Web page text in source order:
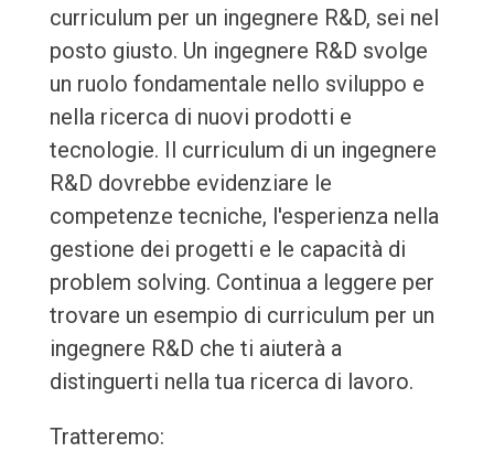
curriculum per un ingegnere R&D, sei nel
posto giusto. Un ingegnere R&D svolge
un ruolo fondamentale nello sviluppo e
nella ricerca di nuovi prodotti e
tecnologie. Il curriculum di un ingegnere
R&D dovrebbe evidenziare le
competenze tecniche, l'esperienza nella
gestione dei progetti e le capacità di
problem solving. Continua a leggere per
trovare un esempio di curriculum per un
ingegnere R&D che ti aiuterà a
distinguerti nella tua ricerca di lavoro.
Tratteremo: